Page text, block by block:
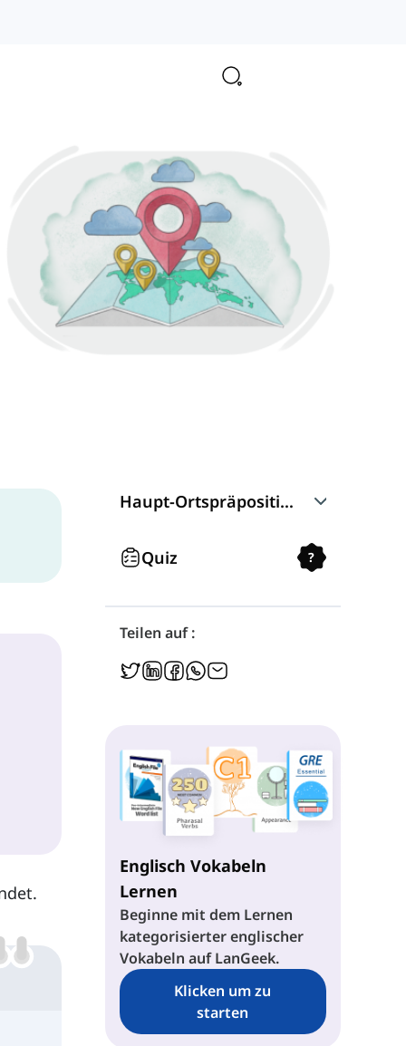
Haupt-Ortspräpositionen
In
On
In Front of
Behind
At
Quiz ?
Teilen auf :
Englisch Vokabeln
Lernen
Beginne mit dem Lernen
kategorisierter englischer
Vokabeln auf LanGeek.
Klicken um zu
starten